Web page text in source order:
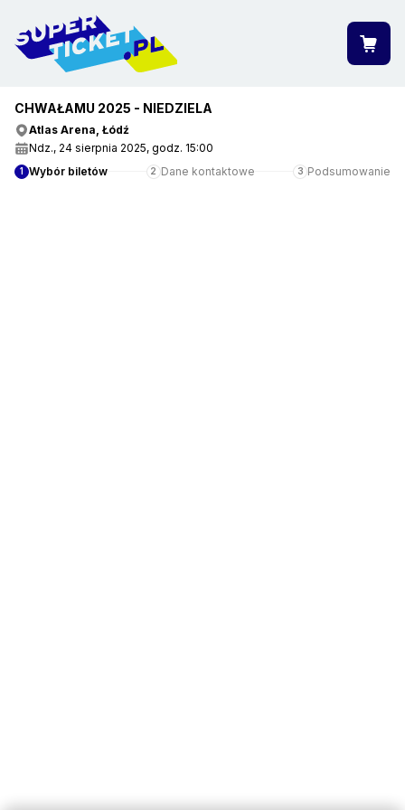
ZOBACZ WIĘCEJ
CHWAŁAMU 2025 - NIEDZIELA
Atlas Arena, Łódź
Ndz., 24 sierpnia 2025, godz. 15:00
1 Wybór biletów 2 Dane kontaktowe 3 Podsumowanie